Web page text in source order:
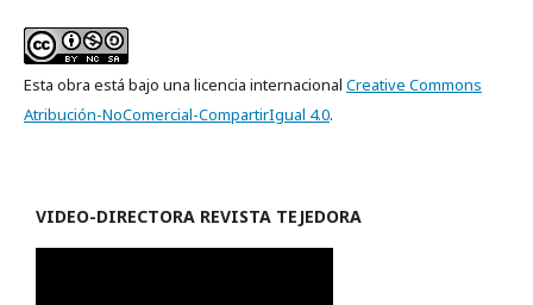
Esta obra está bajo una licencia internacional Creative Commons
Atribución-NoComercial-CompartirIgual 4.0.
VIDEO-DIRECTORA REVISTA TEJEDORA